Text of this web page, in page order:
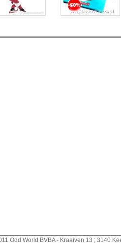
Odd World BVBA - Kraaiven 13 ; 3140